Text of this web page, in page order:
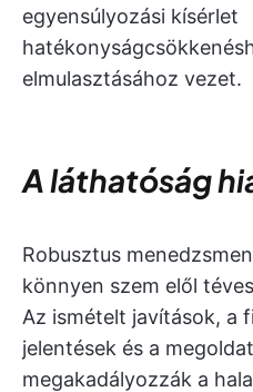
egyensúlyozási kísérlet
elmulasztásához vezet.
A láthatóság
Robusztus
könnyen szem elől
Az ismételt javítások, a
jelentések és a
megakadályozzák a